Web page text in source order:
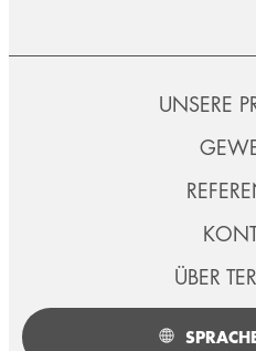
UNSERE
ÜBER